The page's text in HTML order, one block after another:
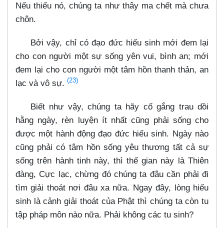
Nếu thiếu nó, chúng ta như thây ma chết mà chưa
chôn.
Bởi vậy, chỉ có đạo đức hiếu sinh mới đem lại
cho con người một sự sống yên vui, bình an; mới
đem lại cho con người một tâm hồn thanh thản, an
lạc và vô sự. (23)
Biết như vậy, chúng ta hãy cố gắng trau dồi
hằng ngày, rèn luyện ít nhất cũng phải sống cho
được một hành động đạo đức hiếu sinh. Ngày nào
cũng phải có tâm hồn sống yêu thương tất cả sự
sống trên hành tinh này, thì thế gian này là Thiên
đàng, Cực lạc, chừng đó chúng ta đâu cần phải đi
tìm giải thoát nơi đâu xa nữa. Ngay đây, lòng hiếu
sinh là cảnh giải thoát của Phật thì chúng ta còn tu
tập pháp môn nào nữa. Phải không các tu sinh?